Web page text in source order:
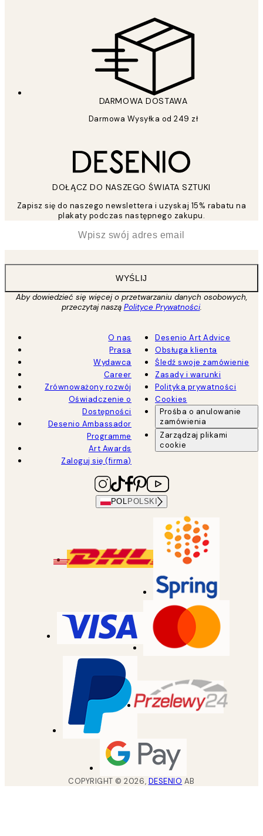
DARMOWA DOSTAWA
Darmowa Wysyłka od 249 zł
DOŁĄCZ DO NASZEGO ŚWIATA SZTUKI
Zapisz się do naszego newslettera i uzyskaj 15% rabatu na
plakaty podczas następnego zakupu.
WYŚLIJ
Aby dowiedzieć się więcej o przetwarzaniu danych osobowych,
przeczytaj naszą Polityce Prywatności.
O nas
Prasa
Wydawca
Career
Zrównoważony rozwój
Oświadczenie o
Dostępności
Desenio Ambassador
Programme
Art Awards
Zaloguj się (firma)
Desenio Art Advice
Obsługa klienta
Śledź swoje zamówienie
Zasady i warunki
Polityka prywatności
Cookies
Prośba o anulowanie
zamówienia
Zarządzaj plikami
cookie
POL POLSKI
COPYRIGHT ©2026, DESENIO AB